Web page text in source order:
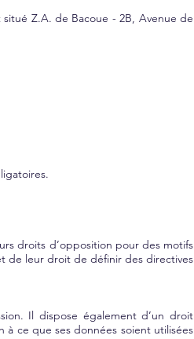
situé Z.A. de Bacoue - 2B, Avenue de
droits d’opposition pour des motifs
de leur droit de définir des directives
Il dispose également d’un droit
ce que ses données soient utilisées